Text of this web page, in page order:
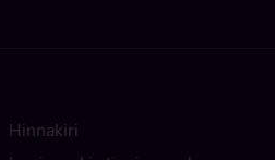
Hinnakiri